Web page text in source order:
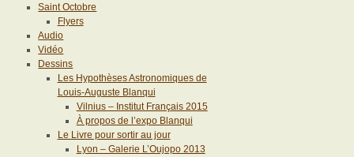
Saint Octobre
Flyers
Audio
Vidéo
Dessins
Les Hypothèses Astronomiques de
Louis-Auguste Blanqui
Vilnius – Institut Français 2015
À propos de l’expo Blanqui
Le Livre pour sortir au jour
Lyon – Galerie L’Oujopo 2013